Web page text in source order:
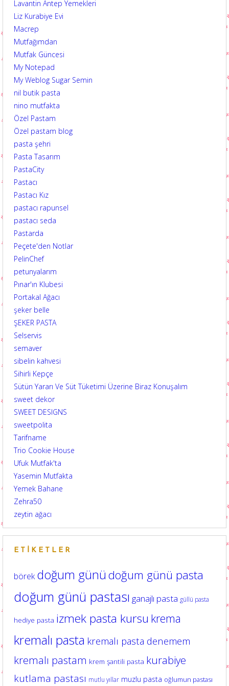
Lavantin Antep Yemekleri
Liz Kurabiye Evi
Macrep
Mutfağımdan
Mutfak Güncesi
My Notepad
My Weblog Sugar Semin
nil butik pasta
nino mutfakta
Özel Pastam
Özel pastam blog
pasta şehri
Pasta Tasarım
PastaCity
Pastacı
Pastacı Kız
pastacı rapunsel
pastacı seda
Pastarda
Peçete'den Notlar
PelinChef
petunyalarım
Pınar'ın Klubesi
Portakal Ağacı
şeker belle
ŞEKER PASTA
Selservis
semaver
sibelin kahvesi
Sihirli Kepçe
Sütün Yararı Ve Süt Tüketimi Üzerine Biraz Konuşalım
sweet dekor
SWEET DESIGNS
sweetpolita
Tarifname
Trio Cookie House
Ufuk Mutfak'ta
Yasemin Mutfakta
Yemek Bahane
Zehra50
zeytin ağacı
ETIKETLER
börek doğum günüdoğum günü pasta
doğum günü pastası ganajlı pasta güllü pasta
hediye pasta izmek pasta kursu krema
kremalı pasta kremalı pasta denemem
kremalı pastam krem şantili pasta kurabiye
kutlama pastası mutlu yıllar muzlu pasta oğlumun pastası